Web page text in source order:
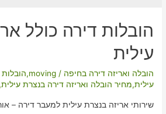
הובלות דירה כולל
עילית
הובלה ואריזה דירה בחיפה /
moving
,
עילית,מחיר הובלה ואריזה דירה בנצרת עילית
שירותי אריזה בנצרת עילית למעבר דירה –